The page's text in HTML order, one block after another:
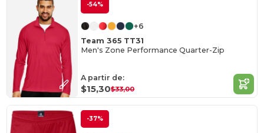
-54%
+6
Team 365 TT31
Men's Zone Performance Quarter-Zip
A partir de:
$15,30$33,00
-37%